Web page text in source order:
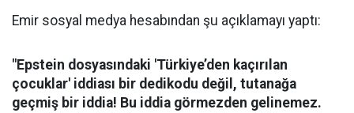
Emir sosyal medya hesabından şu açıklamayı yaptı:
"Epstein dosyasındaki 'Türkiye’den kaçırılan
çocuklar' iddiası bir dedikodu değil, tutanağa
geçmiş bir iddia! Bu iddia görmezden gelinemez.